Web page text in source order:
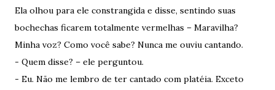
Ela olhou para ele constrangida e disse, sentindo suas
bochechas ficarem totalmente vermelhas – Maravilha?
Minha voz? Como você sabe? Nunca me ouviu cantando.
- Quem disse? – ele perguntou.
- Eu. Não me lembro de ter cantado com platéia. Exceto